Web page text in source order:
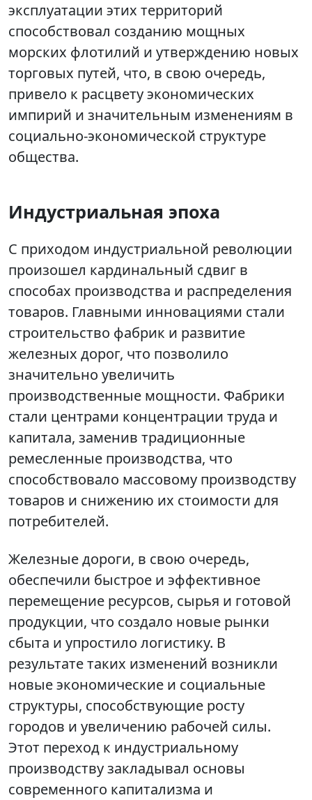
эксплуатации этих территорий
способствовал созданию мощных
морских флотилий и утверждению новых
торговых путей, что, в свою очередь,
привело к расцвету экономических
импирий и значительным изменениям в
социально-экономической структуре
общества.
Индустриальная эпоха
С приходом индустриальной революции
произошел кардинальный сдвиг в
способах производства и распределения
товаров. Главными инновациями стали
строительство фабрик и развитие
железных дорог, что позволило
значительно увеличить
производственные мощности. Фабрики
стали центрами концентрации труда и
капитала, заменив традиционные
ремесленные производства, что
способствовало массовому производству
товаров и снижению их стоимости для
потребителей.
Железные дороги, в свою очередь,
обеспечили быстрое и эффективное
перемещение ресурсов, сырья и готовой
продукции, что создало новые рынки
сбыта и упростило логистику. В
результате таких изменений возникли
новые экономические и социальные
структуры, способствующие росту
городов и увеличению рабочей силы.
Этот переход к индустриальному
производству закладывал основы
современного капитализма и